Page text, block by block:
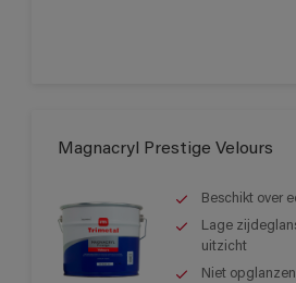
Magnacryl Prestige Velours
Beschikt over
Lage
uitzicht
Niet